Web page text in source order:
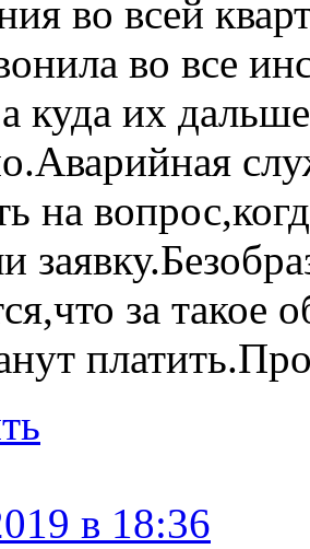
во всей
во все
куда их
на
за такое
в 18:36